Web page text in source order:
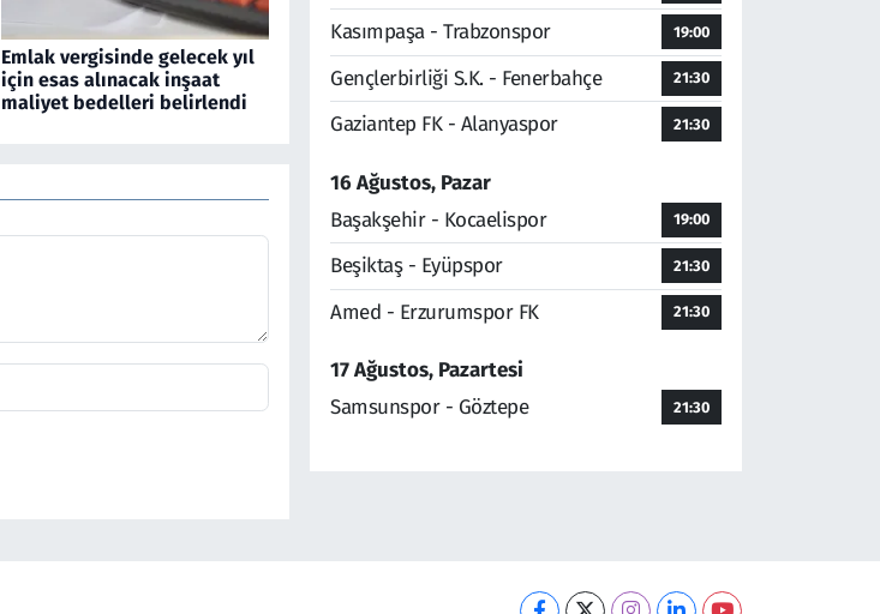
Emlak vergisinde gelecek yıl
için esas alınacak inşaat
maliyet bedelleri belirlendi
Kasımpaşa - Trabzonspor 19:00
Gençlerbirliği S.K. - Fenerbahçe 21:30
Gaziantep FK - Alanyaspor 21:30
16 Ağustos, Pazar
Başakşehir - Kocaelispor
19:00
Beşiktaş - Eyüpspor 21:30
Amed - Erzurumspor FK 21:30
17 Ağustos, Pazartesi
Samsunspor - Göztepe
21:30